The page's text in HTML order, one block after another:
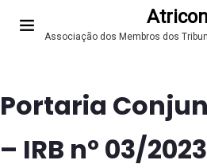
Atricon
Associação dos Membros dos
Portaria
– IRB nº 03/2023